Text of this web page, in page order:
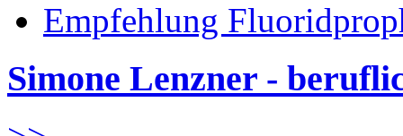
Empfehlung
Simone Lenzner -